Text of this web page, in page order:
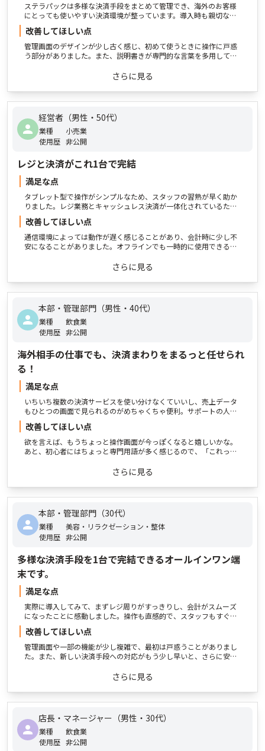
ステラパックは多様な決済手段をまとめて管理でき、海外のお客様
にとっても使いやすい決済環境が整っています。導入時も親切なサ
者でも安心です。売上確認もわかりやすくて便利です。
改善してほしい点
管理画面のデザインが少し古く感じ、初めて使うときに操作に戸惑
う部分がありました。また、説明書きが専門的な言葉を多用してい
ります。サポートの対応時間ももう少し長いとありがたいです
さらに見る
経営者（男性・50代）
業種
小売業
使用歴 非公開
レジと決済がこれ1台で完結
満足な点
タブレット型で操作がシンプルなため、スタッフの習熟が早く助か
りました。レジ業務とキャッシュレス決済が一体化されているた
した。また、売上の集計や管理も一括で確認できるので、日々の締
め作業や月次レポート作成がとても楽になりました。見た目もスタ
イリッシュで店舗の雰囲気に合っています。
改善してほしい点
通信環境によっては動作が遅く感じることがあり、会計時に少し不
安になることがありました。オフラインでも一時的に使用できる仕
す。また、カスタマイズ性に関して、業種別にもっと柔軟に画面レ
さらに見る
本部・管理部門（男性・40代）
業種
飲食業
使用歴 非公開
海外相手の仕事でも、決済まわりをまるっと任せられ
る！
満足な点
いちいち複数の決済サービスを使い分けなくていいし、売上データ
もひとつの画面で見られるのがめちゃくちゃ便利。サポートの人も
とりでやってる自分としては本当に助かってます。
改善してほしい点
欲を言えば、もうちょっと操作画面が今っぽくなると嬉しいかな。
あと、初心者にはちょっと専門用語が多く感じるので、「これって
た説明とか、マンガっぽいチュートリアルがあったら嬉しいです。
さらに見る
本部・管理部門（30代）
業種
美容・リラクゼーション・整体
使用歴 非公開
多様な決済手段を1台で完結できるオールインワン端
末です。
満足な点
実際に導入してみて、まずレジ周りがすっきりし、会計がスムーズ
になったことに感動しました。操作も直感的で、スタッフもすぐに
て、日々の業務がとても楽になりました。さらに、サポート体制が
しっかりしているので、何かあった時もすぐに相談できて安心で
す。
改善してほしい点
管理画面や一部の機能が少し複雑で、最初は戸惑うことがありまし
た。また、新しい決済手段への対応がもう少し早いと、さらに安心
packを導入して本当によかったと思っています。
さらに見る
店長・マネージャー（男性・30代）
業種
飲食業
使用歴 非公開